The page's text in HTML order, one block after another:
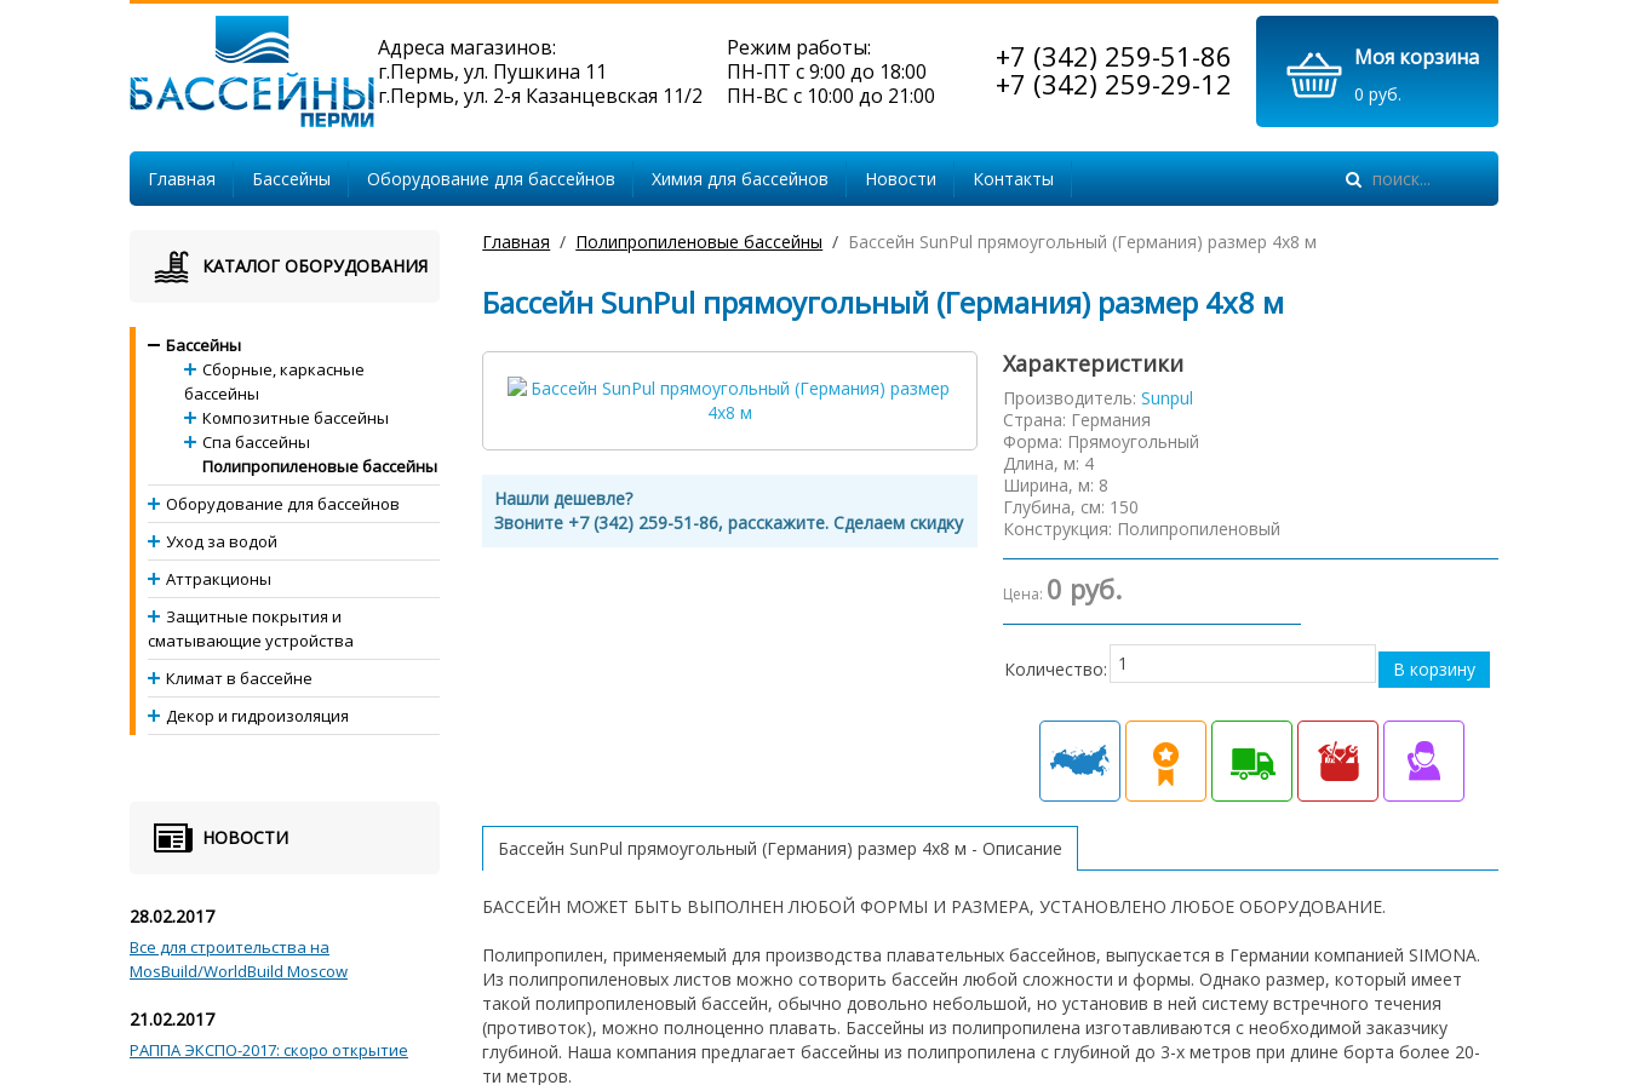
Моя корзина
0 руб.
+7 (342) 259-51-86
+7 (342) 259-29-12
Режим работы:
ПН-ПТ с 9:00 до 18:00
ПН-ВС с 10:00 до 21:00
Адреса магазинов:
г.Пермь, ул. Пушкина 11
г.Пермь, ул. 2-я Казанцевская 11/2
Главная Бассейны Оборудование для бассейнов Химия для бассейнов Новости Контакты
Главная Полипропиленовые бассейны Бассейн SunPul прямоугольный (Германия) размер 4х8 м
Бассейн SunPul прямоугольный (Германия) размер 4х8 м
Нашли дешевле?
Звоните +7 (342) 259-51-86, расскажите. Сделаем скидку
Характеристики
Производитель:Sunpul
Страна: Германия
Форма: Прямоугольный
Длина, м: 4
Ширина, м: 8
Глубина, см: 150
Конструкция: Полипропиленовый
Цена: 0 руб.
Количество:
Бассейн SunPul прямоугольный (Германия) размер 4х8 м - Описание
БАССЕЙН МОЖЕТ БЫТЬ ВЫПОЛНЕН ЛЮБОЙ ФОРМЫ И РАЗМЕРА, УСТАНОВЛЕНО ЛЮБОЕ ОБОРУДОВАНИЕ.
Полипропилен, применяемый для производства плавательных бассейнов, выпускается в Германии компанией SIMONA.
Из полипропиленовых листов можно сотворить бассейн любой сложности и формы. Однако размер, который имеет
такой полипропиленовый бассейн, обычно довольно небольшой, но установив в ней систему встречного течения
(противоток), можно полноценно плавать. Бассейны из полипропилена изготавливаются с необходимой заказчику
глубиной. Наша компания предлагает бассейны из полипропилена с глубиной до 3-х метров при длине борта более 20-
ти метров.
КАТАЛОГ ОБОРУДОВАНИЯ
Бассейны
Сборные, каркасные
бассейны
Композитные бассейны
Спа бассейны
Полипропиленовые бассейны
Оборудование для бассейнов
Уход за водой
Аттракционы
Защитные покрытия и
сматывающие устройства
Климат в бассейне
Декор и гидроизоляция
НОВОСТИ
28.02.2017
Все для строительства на
MosBuild/WorldBuild Moscow
21.02.2017
РАППА ЭКСПО-2017: скоро открытие